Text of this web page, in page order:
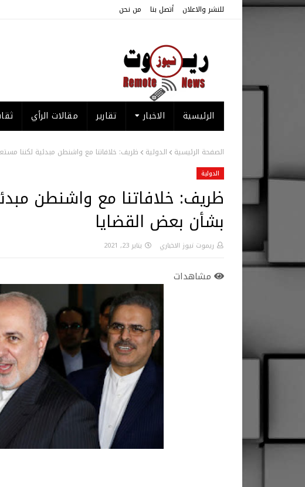
للنشر والاعلان أتصل بنا من نحن
الرئيسية الاخبار تقارير مقالات الرأي
الصفحة الرئيسية الدولية ظريف: خلافاتنا مع واشنطن مبدئية لكننا
الدولية
ظريف: خلافاتنا مع واشنطن
بشأن بعض القضايا
ريموت نيوز الاخباري يناير 23, 2021
مشاهدات